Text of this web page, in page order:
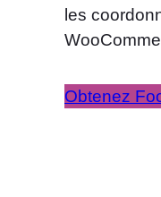
les
Obtenez